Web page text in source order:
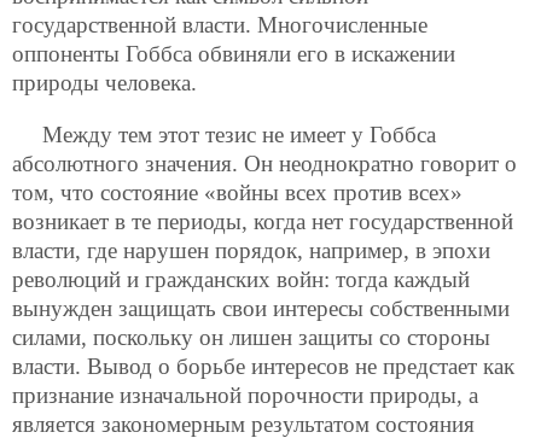
государственной власти. Многочисленные
оппоненты Гоббса обвиняли его в искажении
природы человека.
Между тем этот тезис не имеет у Гоббса
абсолютного значения. Он неоднократно говорит о
том, что состояние «войны всех против всех»
возникает в те периоды, когда нет государственной
власти, где нарушен порядок, например, в эпохи
революций и гражданских войн: тогда каждый
вынужден защищать свои интересы собственными
силами, поскольку он лишен защиты со стороны
власти. Вывод о борьбе интересов не предстает как
признание изначальной порочности природы, а
является закономерным результатом состояния